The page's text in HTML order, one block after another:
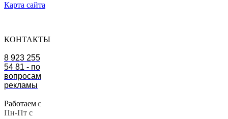
Карта сайта
КОНТАКТЫ
8 923 255
54 81 - по
вопросам
рекламы
Работаемс
Пн-Пт с